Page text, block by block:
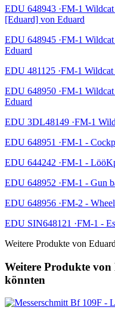
EDU 648943 ·FM-1
[Eduard] von Eduard
EDU 648945 ·FM-1
Eduard
EDU 481125 ·FM-1
EDU 648950 ·FM-1
Eduard
EDU 3DL48149 ·FM-1
EDU 648951 ·FM-1 -
EDU 644242 ·FM-1 -
EDU 648952 ·FM-1 - Gun
EDU 648956 ·FM-2 -
EDU SIN648121 ·FM-1 -
Weitere Produkte von Eduard
Weitere Produkte von
könnten